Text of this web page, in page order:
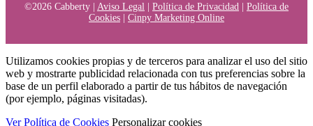
©2026 Cabberty | Aviso Legal Política de Privacidad
Política de
Cookies
Cinpy Marketing Online
Utilizamos cookies propias y de terceros para analizar el uso del sitio
web y mostrarte publicidad relacionada con tus preferencias sobre la
base de un perfil elaborado a partir de tus hábitos de navegación
(por ejemplo, páginas visitadas).
Ver Política de Cookies Personalizar cookies